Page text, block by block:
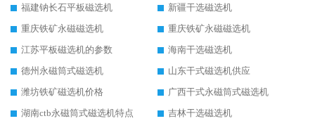
福建钠长石平板磁选机
新疆干选磁选机
重庆铁矿永磁磁选机
重庆铁矿永磁磁选机
江苏平板磁选机的参数
海南干选磁选机
德州永磁筒式磁选机
山东干式磁选机供应
潍坊铁矿磁选机价格
广西干式永磁筒式磁选机
湖南ctb永磁筒式磁选机特点
吉林干选磁选机